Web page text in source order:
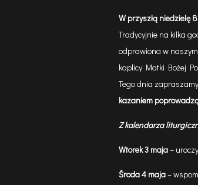
W przyszłą niedzielę
Tradycyjnie na kilka
odprawiona w
kaplicy Matki Bożej
Tego dnia
kazaniem
Z kalendarza
Wtorek 3 maja–
Środa 4 maja–